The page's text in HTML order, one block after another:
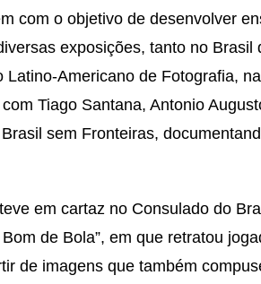
com o objetivo de desenvolver
exposições, tanto no Brasil
Latino-Americano de Fotografia,
Tiago Santana, Antonio
sem Fronteiras,
em cartaz no Consulado do
de Bola”, em que retratou
de imagens que também